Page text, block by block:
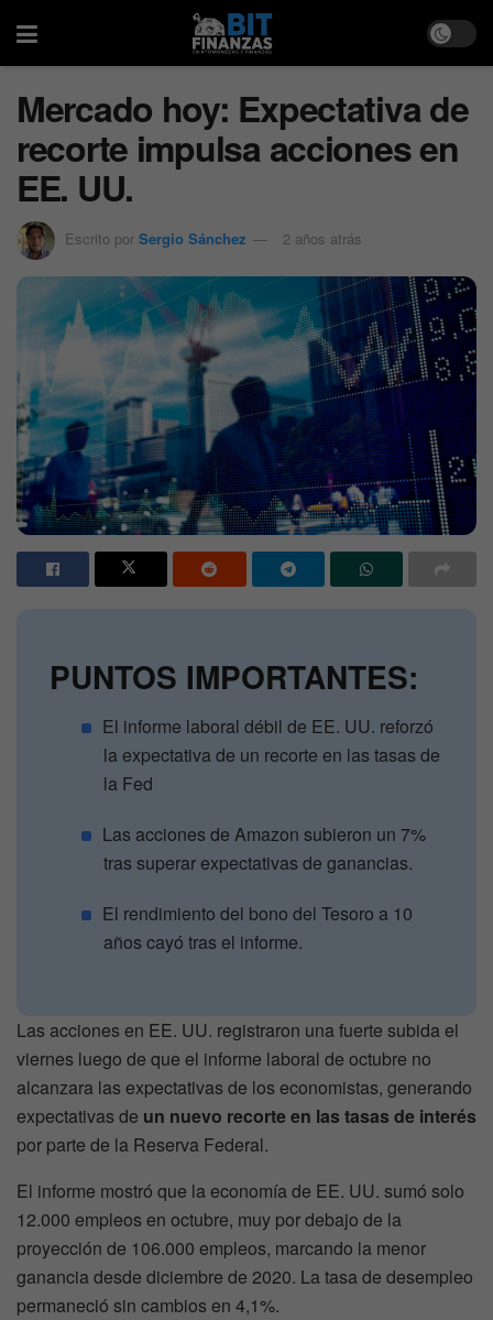
Mercado hoy: Expectativa de
recorte impulsa acciones en
EE. UU.
Escrito por Sergio Sánchez 2 años atrás
PUNTOS IMPORTANTES:
El informe laboral débil de EE. UU. reforzó
la expectativa de un recorte en las tasas de
la Fed
Las acciones de Amazon subieron un 7%
tras superar expectativas de ganancias.
El rendimiento del bono del Tesoro a 10
años cayó tras el informe.
Las acciones en EE. UU. registraron una fuerte subida el
viernes luego de que el informe laboral de octubre no
alcanzara las expectativas de los economistas, generando
expectativas de un nuevo recorte en las tasas de interés
por parte de la Reserva Federal.
El informe mostró que la economía de EE. UU. sumó solo
12.000 empleos en octubre, muy por debajo de la
proyección de 106.000 empleos, marcando la menor
ganancia desde diciembre de 2020. La tasa de desempleo
permaneció sin cambios en 4,1%.